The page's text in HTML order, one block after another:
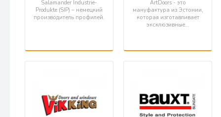
Salamander Industrie-
Produkte (SIP) – немецкий
производитель профилей.
ArtDoors - это
мануфактура из Эстонии,
которая изготавливает
эксклюзивные…